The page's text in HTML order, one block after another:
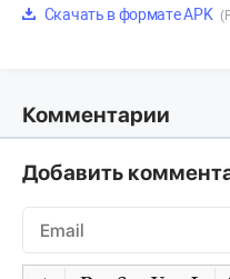
Скачать в формате APK
Комментарии
Добавить